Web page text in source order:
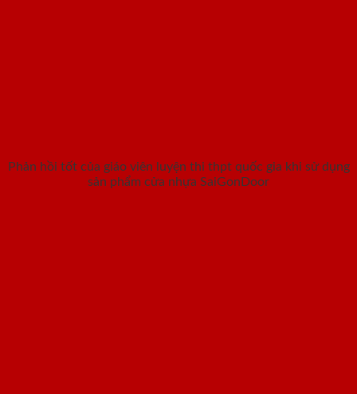
Phản hồi tốt của giáo viên luyện thi thpt quốc gia khi sử dụng
sản phẩm cửa nhựa SaiGonDoor